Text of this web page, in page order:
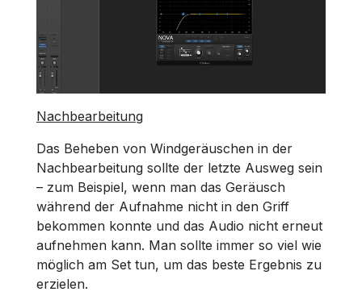
Nachbearbeitung
Das Beheben von Windgeräuschen in der
Nachbearbeitung sollte der letzte Ausweg sein
– zum Beispiel, wenn man das Geräusch
während der Aufnahme nicht in den Griff
bekommen konnte und das Audio nicht erneut
aufnehmen kann. Man sollte immer so viel wie
möglich am Set tun, um das beste Ergebnis zu
erzielen.